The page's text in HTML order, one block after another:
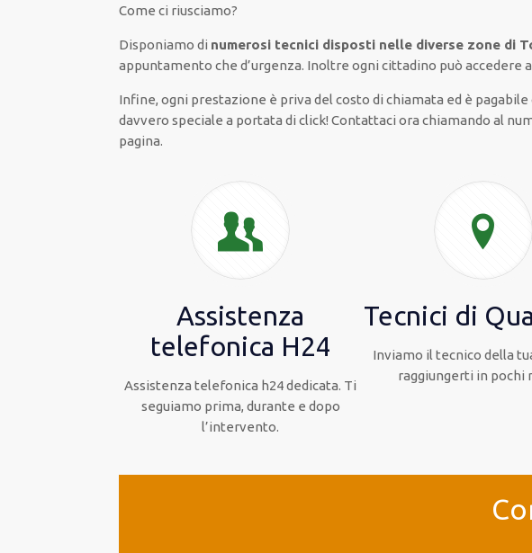
Come ci riusciamo?
Disponiamo di numerosi tecnici disposti nelle diverse zone di
appuntamento che d’urgenza. Inoltre ogni cittadino può accedere
Infine, ogni prestazione è priva del costo di chiamata ed è
davvero speciale a portata di click! Contattaci ora chiamando al
pagina.
Assistenza
telefonica H24
Assistenza telefonica h24 dedicata. Ti
seguiamo prima, durante e dopo
l’intervento.
Tecnici di
Inviamo il tecnico della
raggiungerti in pochi